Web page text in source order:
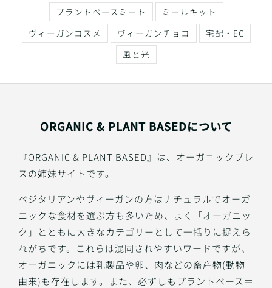
プラントベースミート
ミールキット
ヴィーガンコスメ
ヴィーガンチョコ
宅配・EC
風と光
ORGANIC & PLANT BASEDについて
『ORGANIC & PLANT BASED』は、オーガニックプレ
スの姉妹サイトです。
ベジタリアンやヴィーガンの方はナチュラルでオーガ
ニックな食材を選ぶ方も多いため、よく「オーガニッ
ク」とともに大きなカテゴリーとして一括りに捉えら
れがちです。これらは混同されやすいワードですが、
オーガニックには乳製品や卵、肉などの畜産物(動物
由来)も存在します。また、必ずしもプラントベース＝